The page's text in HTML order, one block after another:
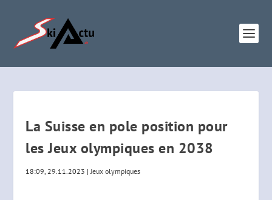
La Suisse en pole position pour
les Jeux olympiques en 2038
18:09, 29.11.2023 |Jeux olympiques